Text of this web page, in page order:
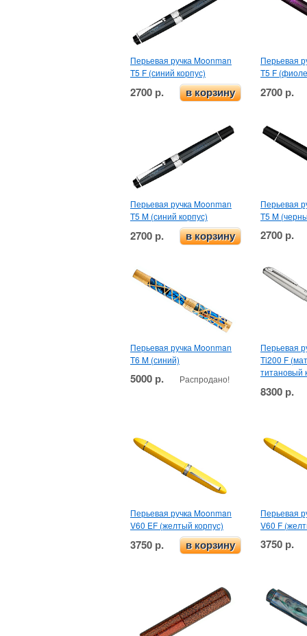
Перьевая ручка Moonman
T5 F (синий корпус)
2700 р. в корзину
Перьевая
T5 F
2700 р.
Перьевая ручка Moonman
T5 M (синий корпус)
2700 р. в корзину
Перьевая
T5 M
2700 р.
Перьевая ручка Moonman
T6 M (синий)
5000 р. Распродано!
Перьевая
Ti200 F
титановый
8300 р.
Перьевая ручка Moonman
V60 EF (желтый корпус)
3750 р. в корзину
Перьевая
V60 F
3750 р.